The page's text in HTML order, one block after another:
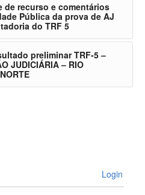
de recurso e comentários
Pública da prova de AJ
do TRF 5
preliminar TRF-5 –
JUDICIÁRIA – RIO
Login